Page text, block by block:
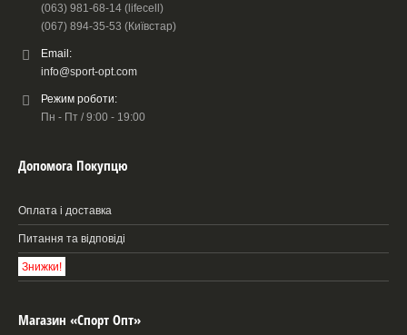
(063) 981-68-14 (lifecell)
(067) 894-35-53 (Київстар)
Email:
info@sport-opt.com
Режим роботи:
Пн - Пт / 9:00 - 19:00
Допомога Покупцю
Оплата і доставка
Питання та відповіді
Знижки!
Магазин «Спорт Опт»